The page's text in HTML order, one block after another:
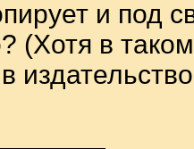
и под
(Хотя в